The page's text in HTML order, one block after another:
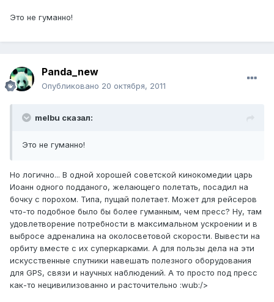
Это не гуманно!
Panda_new
Опубликовано 20 октября, 2011
melbu сказал:
Это не гуманно!
Но логично... В одной хорошей советской кинокомедии царь
Иоанн одного подданого, желающего полетать, посадил на
бочку с порохом. Типа, пущай полетает. Может для рейсеров
что-то подобное было бы более гуманным, чем пресс? Ну, там
удовлетворение потребности в максимальном ускроении и в
выбросе адреналина на околосветовой скорости. Вывести на
орбиту вместе с их суперкарками. А для пользы дела на эти
искусственные спутники навешать полезного оборудования
для GPS, связи и научных наблюдений. А то просто под пресс
как-то нецивилизованно и расточительно :wub:/>